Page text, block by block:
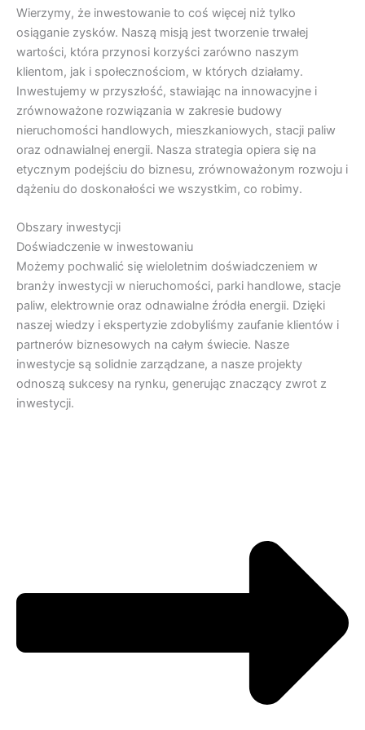
Wierzymy, że inwestowanie to coś więcej niż tylko
osiąganie zysków. Naszą misją jest tworzenie trwałej
wartości, która przynosi korzyści zarówno naszym
klientom, jak i społecznościom, w których działamy.
Inwestujemy w przyszłość, stawiając na innowacyjne i
zrównoważone rozwiązania w zakresie budowy
nieruchomości handlowych, mieszkaniowych, stacji paliw
oraz odnawialnej energii. Nasza strategia opiera się na
etycznym podejściu do biznesu, zrównoważonym rozwoju i
dążeniu do doskonałości we wszystkim, co robimy.
Obszary inwestycji
Doświadczenie w inwestowaniu
Możemy pochwalić się wieloletnim doświadczeniem w
branży inwestycji w nieruchomości, parki handlowe, stacje
paliw, elektrownie oraz odnawialne źródła energii. Dzięki
naszej wiedzy i ekspertyzie zdobyliśmy zaufanie klientów i
partnerów biznesowych na całym świecie. Nasze
inwestycje są solidnie zarządzane, a nasze projekty
odnoszą sukcesy na rynku, generując znaczący zwrot z
inwestycji.